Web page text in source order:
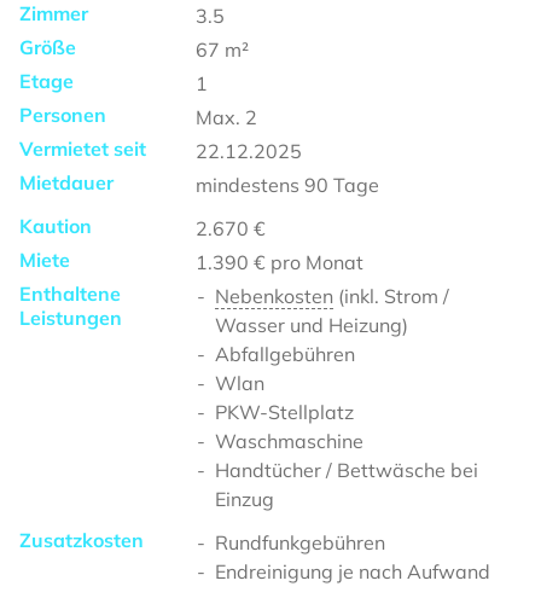
Zimmer
3.5
Größe
67 m²
Etage
1
Personen
Max. 2
Vermietet seit
22.12.2025
Mietdauer
mindestens 90 Tage
Kaution
2.670 €
Miete
1.390 € pro Monat
Enthaltene
Leistungen
Nebenkosten (inkl. Strom /
Wasser und Heizung)
Abfallgebühren
Wlan
PKW-Stellplatz
Waschmaschine
Handtücher / Bettwäsche bei
Einzug
Zusatzkosten
Rundfunkgebühren
Endreinigung je nach Aufwand